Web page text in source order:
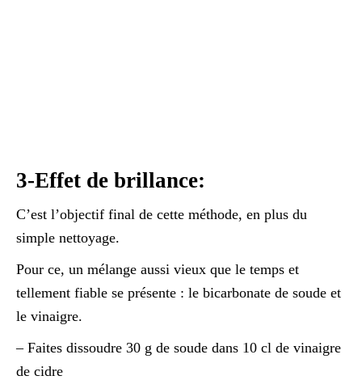
3-Effet de brillance:
C’est l’objectif final de cette méthode, en plus du
simple nettoyage.
Pour ce, un mélange aussi vieux que le temps et
tellement fiable se présente : le bicarbonate de soude et
le vinaigre.
– Faites dissoudre 30 g de soude dans 10 cl de vinaigre
de cidre